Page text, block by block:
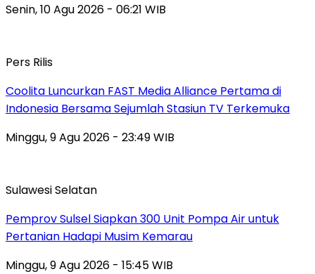
Senin, 10 Agu 2026 - 06:21 WIB
Pers Rilis
Coolita Luncurkan FAST Media Alliance Pertama di
Indonesia Bersama Sejumlah Stasiun TV Terkemuka
Minggu, 9 Agu 2026 - 23:49 WIB
Sulawesi Selatan
Pemprov Sulsel Siapkan 300 Unit Pompa Air untuk
Pertanian Hadapi Musim Kemarau
Minggu, 9 Agu 2026 - 15:45 WIB